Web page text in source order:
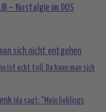
– Nostalgie im DOS
sich nicht entgehen
ist echt toll. Da kann man sich
Ida sagt: "Mein lieblings